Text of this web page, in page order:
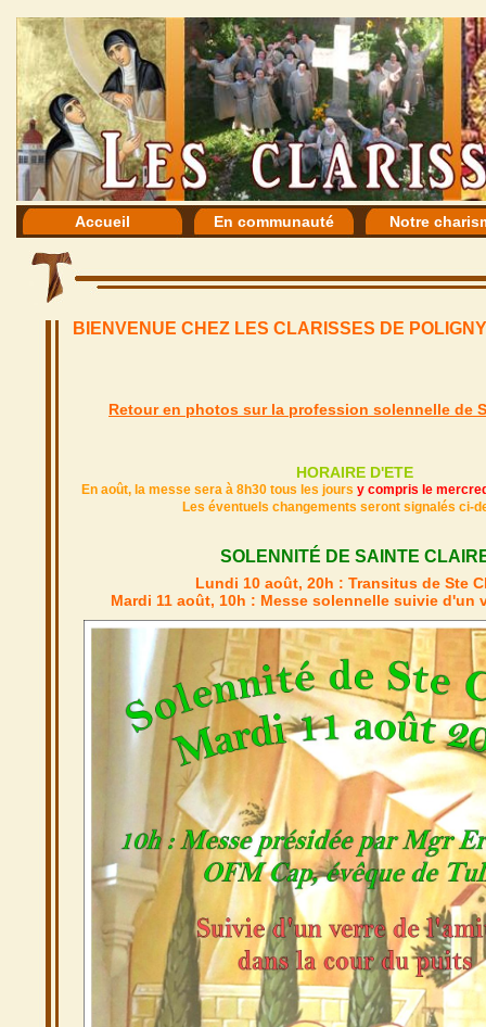
Accueil En communauté Notre
BIENVENUE CHEZ LES CLARISSES DE POLIGNY
Retour en photos sur la profession solennelle de
HORAIRE D'ETE
En août, la messe sera à 8h30 tous les jours y compris le
Les éventuels changements seront signalés ci-
SOLENNITÉ DE SAINTE
Lundi 10 août, 20h : Transitus de Ste
Mardi 11 août, 10h : Messe solennelle suivie d'un